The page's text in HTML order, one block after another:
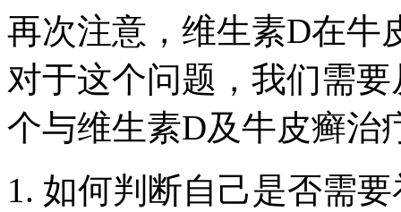
再次注意，维生素D在牛
对于这个问题，我们需
个与维生素D及牛皮癣治
1. 如何判断自己是否需